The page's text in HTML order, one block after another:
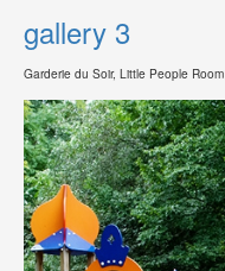
gallery 3
Garderie du Soir, Little People Room